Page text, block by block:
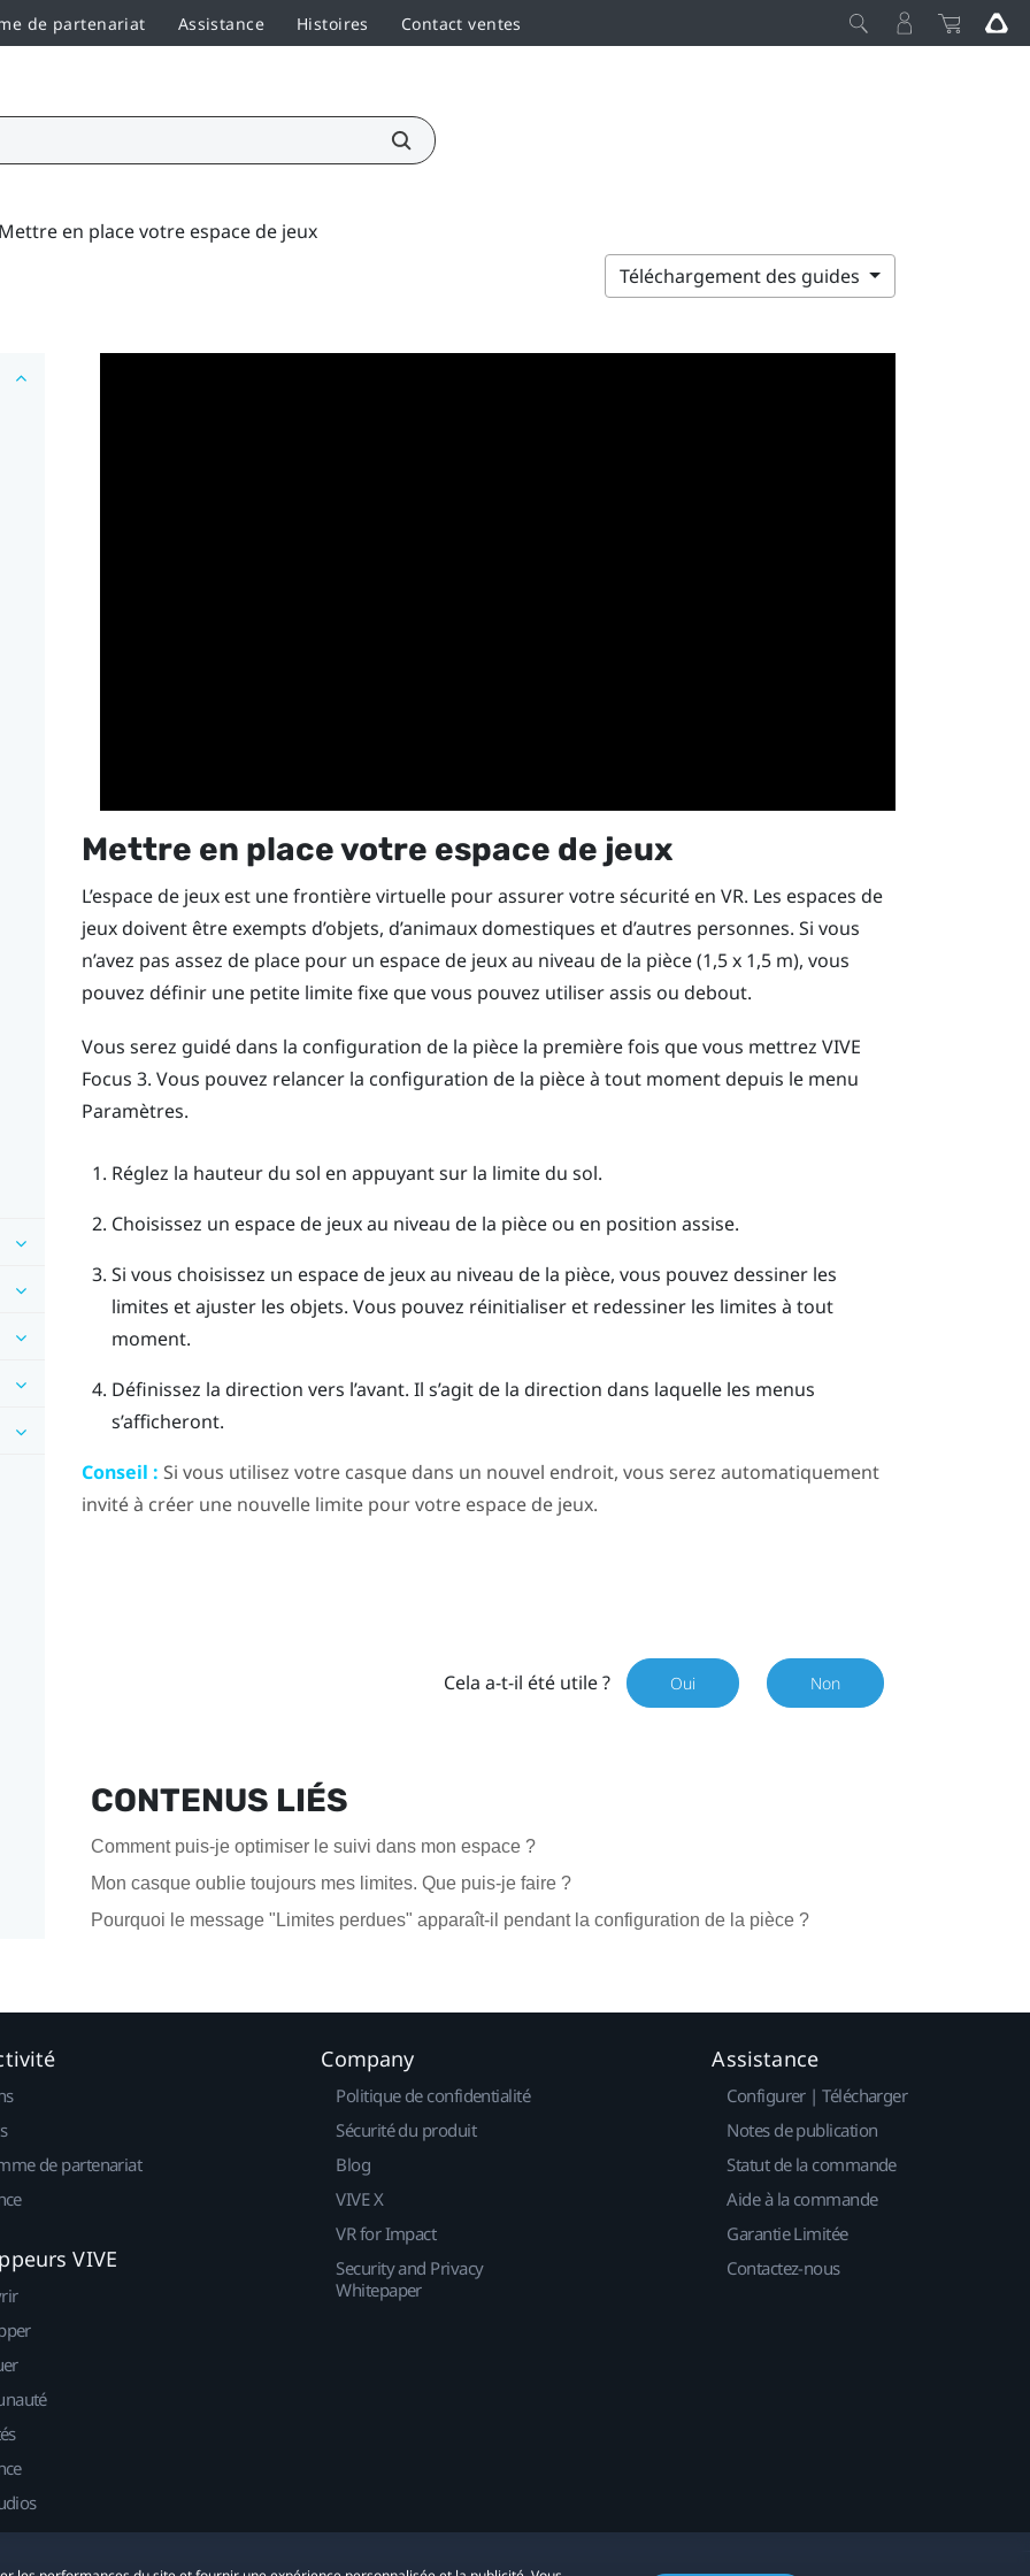
de partenariat Assistance Histoires Contact ventes
Mettre en place votre espace de jeux
Téléchargement des guides
Mettre en place votre espace de jeux
L’espace de jeux est une frontière virtuelle pour assurer votre sécurité en VR. Les espaces de
jeux doivent être exempts d’objets, d’animaux domestiques et d’autres personnes. Si vous
n’avez pas assez de place pour un espace de jeux au niveau de la pièce (1,5 x 1,5 m), vous
pouvez définir une petite limite fixe que vous pouvez utiliser assis ou debout.
Vous serez guidé dans la configuration de la pièce la première fois que vous mettrez VIVE
Focus 3. Vous pouvez relancer la configuration de la pièce à tout moment depuis le menu
Paramètres.
Réglez la hauteur du sol en appuyant sur la limite du sol.
Choisissez un espace de jeux au niveau de la pièce ou en position assise.
Si vous choisissez un espace de jeux au niveau de la pièce, vous pouvez dessiner les
limites et ajuster les objets. Vous pouvez réinitialiser et redessiner les limites à tout
moment.
Définissez la direction vers l’avant. Il s’agit de la direction dans laquelle les menus
s’afficheront.
Conseil : Si vous utilisez votre casque dans un nouvel endroit, vous serez automatiquement
invité à créer une nouvelle limite pour votre espace de jeux.
Cela a-t-il été utile ? Oui Non
CONTENUS LIÉS
Comment puis-je optimiser le suivi dans mon espace ?
Mon casque oublie toujours mes limites. Que puis-je faire ?
Pourquoi le message "Limites perdues" apparaît-il pendant la configuration de la pièce ?
de partenariat
VIVE
Company
Politique de confidentialité
Sécurité du produit
Blog
VIVE X
VR for Impact
Security and Privacy
Whitepaper
Assistance
Configurer | Télécharger
Notes de publication
Statut de la commande
Aide à la commande
Garantie Limitée
Contactez-nous